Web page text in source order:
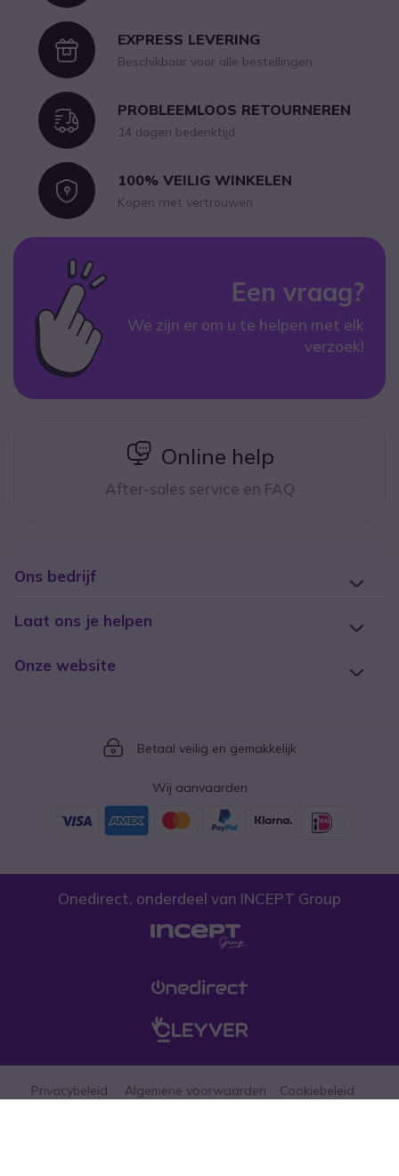
IconEXPRESS LEVERING
Beschikbaar voor alle bestellingen
IconPROBLEEMLOOS RETOURNEREN
14 dagen bedenktijd
Icon100% VEILIG WINKELEN
Kopen met vertrouwen
Een vraag?
We zijn er om u te helpen met elk
verzoek!
icon
Online help
After-sales service en FAQ
Ons bedrijf
Laat ons je helpen
Onze website
Icon
Betaal veilig en gemakkelijk
Wij aanvaarden
Onedirect, onderdeel van INCEPT Group
Privacybeleid Algemene voorwaarden Cookiebeleid